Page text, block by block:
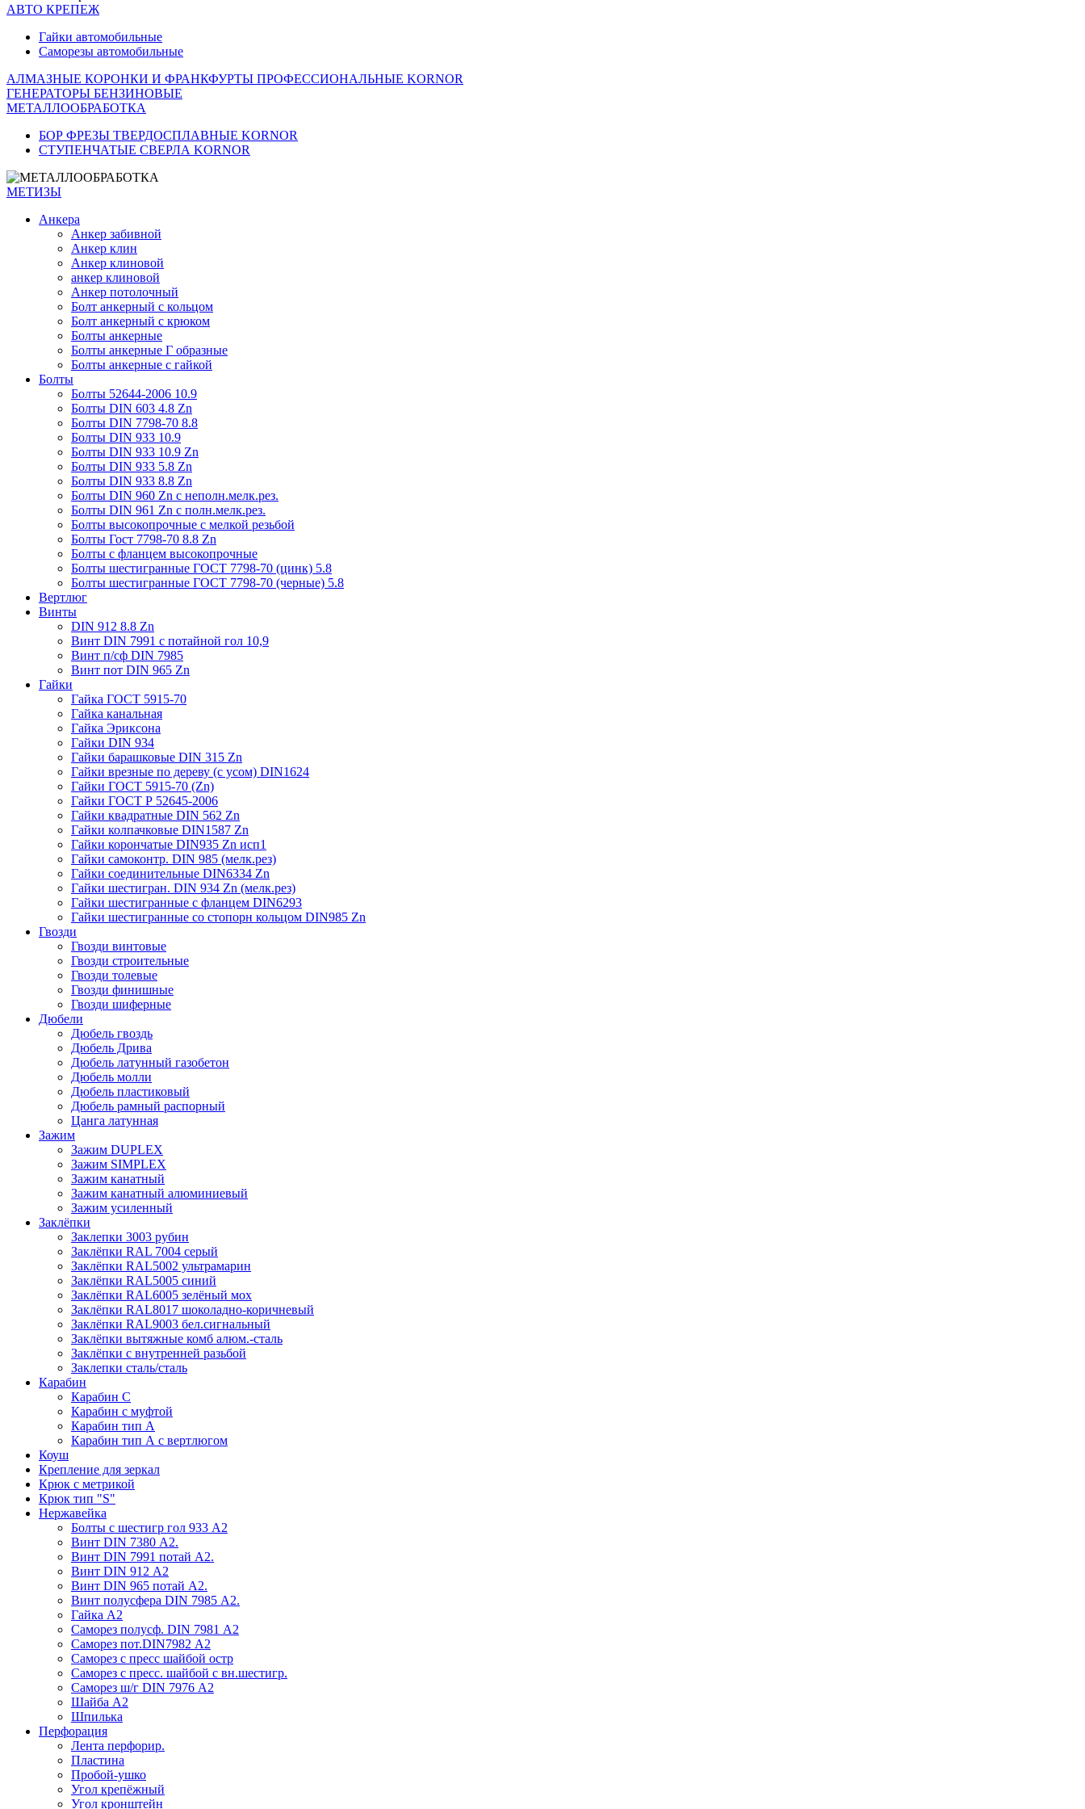
АВТО КРЕПЕЖ
Гайки автомобильные
Саморезы автомобильные
АЛМАЗНЫЕ КОРОНКИ И ФРАНКФУРТЫ ПРОФЕССИОНАЛЬНЫЕ KORNOR
ГЕНЕРАТОРЫ БЕНЗИНОВЫЕ
МЕТАЛЛООБРАБОТКА
БОР ФРЕЗЫ ТВЕРДОСПЛАВНЫЕ KORNOR
СТУПЕНЧАТЫЕ СВЕРЛА KORNОR
МЕТИЗЫ
Анкера
Анкер забивной
Анкер клин
Анкер клиновой
анкер клиновой
Анкер потолочный
Болт анкерный с кольцом
Болт анкерный с крюком
Болты анкерные
Болты анкерные Г образные
Болты анкерные с гайкой
Болты
Болты 52644-2006 10.9
Болты DIN 603 4.8 Zn
Болты DIN 7798-70 8.8
Болты DIN 933 10.9
Болты DIN 933 10.9 Zn
Болты DIN 933 5.8 Zn
Болты DIN 933 8.8 Zn
Болты DIN 960 Zn c неполн.мелк.рез.
Болты DIN 961 Zn с полн.мелк.рез.
Болты высокопрочные с мелкой резьбой
Болты Гост 7798-70 8.8 Zn
Болты с фланцем высокопрочные
Болты шестигранные ГОСТ 7798-70 (цинк) 5.8
Болты шестигранные ГОСТ 7798-70 (черные) 5.8
Вертлюг
Винты
DIN 912 8.8 Zn
Винт DIN 7991 c потайной гол 10,9
Винт п/сф DIN 7985
Винт пот DIN 965 Zn
Гайки
Гайка ГОСТ 5915-70
Гайка канальная
Гайка Эриксона
Гайки DIN 934
Гайки барашковые DIN 315 Zn
Гайки врезные по дереву (с усом) DIN1624
Гайки ГОСТ 5915-70 (Zn)
Гайки ГОСТ Р 52645-2006
Гайки квадратные DIN 562 Zn
Гайки колпачковые DIN1587 Zn
Гайки корончатые DIN935 Zn исп1
Гайки самоконтр. DIN 985 (мелк.рез)
Гайки соединительные DIN6334 Zn
Гайки шестигран. DIN 934 Zn (мелк.рез)
Гайки шестигранные с фланцем DIN6293
Гайки шестигранные со стопорн кольцом DIN985 Zn
Гвозди
Гвозди винтовые
Гвозди строительные
Гвозди толевые
Гвозди финишные
Гвозди шиферные
Дюбели
Дюбель гвоздь
Дюбель Дрива
Дюбель латунный газобетон
Дюбель молли
Дюбель пластиковый
Дюбель рамный распорный
Цанга латунная
Зажим
Зажим DUPLEX
Зажим SIMPLEX
Зажим канатный
Зажим канатный алюминиевый
Зажим усиленный
Заклёпки
Заклепки 3003 рубин
Заклёпки RAL 7004 серый
Заклёпки RAL5002 ультрамарин
Заклёпки RAL5005 синий
Заклёпки RAL6005 зелёный мох
Заклёпки RAL8017 шоколадно-коричневый
Заклёпки RAL9003 бел.сигнальный
Заклёпки вытяжные комб алюм.-сталь
Заклёпки с внутренней разьбой
Заклепки сталь/сталь
Карабин
Карабин С
Карабин с муфтой
Карабин тип А
Карабин тип А с вертлюгом
Коуш
Крепление для зеркал
Крюк с метрикой
Крюк тип "S"
Нержавейка
Болты с шестигр гол 933 А2
Винт DIN 7380 А2.
Винт DIN 7991 потай А2.
Винт DIN 912 А2
Винт DIN 965 потай А2.
Винт полусфера DIN 7985 А2.
Гайка А2
Саморез полусф. DIN 7981 А2
Саморез пот.DIN7982 А2
Саморез с пресс шайбой остр
Саморез с пресс. шайбой с вн.шестигр.
Саморез ш/г DIN 7976 А2
Шайба А2
Шпилька
Перфорация
Лента перфорир.
Пластина
Пробой-ушко
Угол крепёжный
Угол кронштейн